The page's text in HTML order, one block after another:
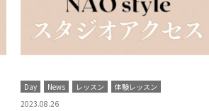
Day News レッスン
体験レッスン
2023.08.26